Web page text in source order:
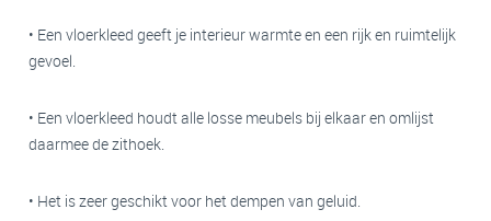
• Een vloerkleed geeft je interieur warmte en een rijk en ruimtelijk
gevoel.
• Een vloerkleed houdt alle losse meubels bij elkaar en omlijst
daarmee de zithoek.
• Het is zeer geschikt voor het dempen van geluid.